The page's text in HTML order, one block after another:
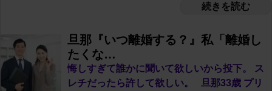
続きを読む
旦那『いつ離婚する？』私「離婚し
たくな…
悔しすぎて誰かに聞いて欲しいから投下。 ス
レチだったら許して欲しい。 旦那33歳 プリ